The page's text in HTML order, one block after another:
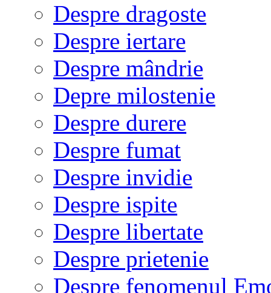
Despre dragoste
Despre iertare
Despre mândrie
Depre milostenie
Despre durere
Despre fumat
Despre invidie
Despre ispite
Despre libertate
Despre prietenie
Despre fenomenul